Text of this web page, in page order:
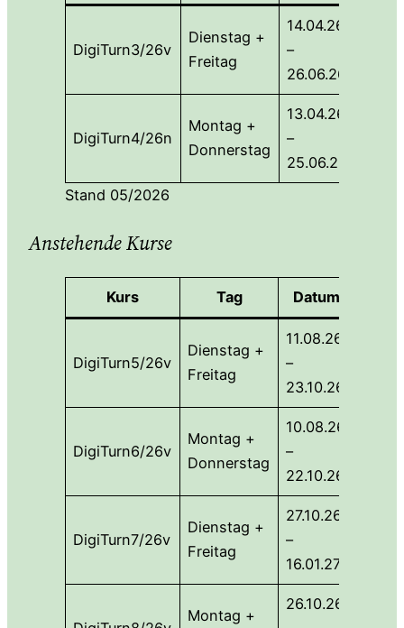
DigiTurn3/26v
Dienstag +
Freitag
14.04.26
–
26.06.26
DigiTurn4/26n
Montag +
Donnerstag
13.04.26
–
25.06.26
Stand 05/2026
Anstehende Kurse
Kurs Tag Datum
DigiTurn5/26v
Dienstag +
Freitag
11.08.26
–
23.10.26
DigiTurn6/26v
Montag +
Donnerstag
10.08.26
–
22.10.26
DigiTurn7/26v
Dienstag +
Freitag
27.10.26
–
16.01.27
Montag +
26.10.26